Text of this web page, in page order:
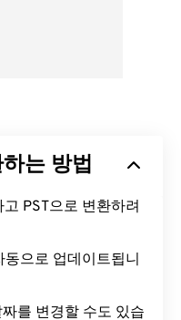
는 방법
PST으로 변환하려
으로 업데이트됩니
를 변경할 수도 있습